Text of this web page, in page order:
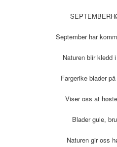
September har
Naturen blir kledd
Fargerike blader
Viser oss at
Blader gule,
Naturen gir oss